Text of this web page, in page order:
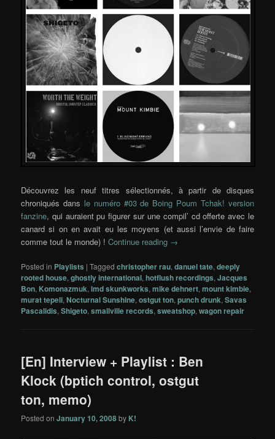
Découvrez les neuf titres sélectionnés, à partir de disques
chroniqués dans le numéro #03 de Boing Poum Tchak! version
fanzine, qui auraient pu figurer sur une compil’ cd offerte avec le
canard si on en avait eu les moyens (et aussi l’envie de faire
comme tout le monde) !Continue reading →
Posted in Playlists |Tagged christopher rau,danuel tate,deeply
rooted house,ghostly international,hotflush recordings,Jacques
Bon, Komonazmuk,lmd skunkworks,mike dehnert,mount kimbie,
murat tepeli,Nocturnal Sunshine,ostgut ton,punch drunk,Savas
Pascalidis,Shigeto,smallville records,sweatshop,wagon repair
[En] Interview + Playlist : Ben
Klock (bptich control, ostgut
ton, memo)
Posted onJanuary 10, 2008by K!